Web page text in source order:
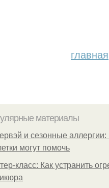
главная
материалы
и сезонные аллергии:
могут помочь
класс: Как устранить